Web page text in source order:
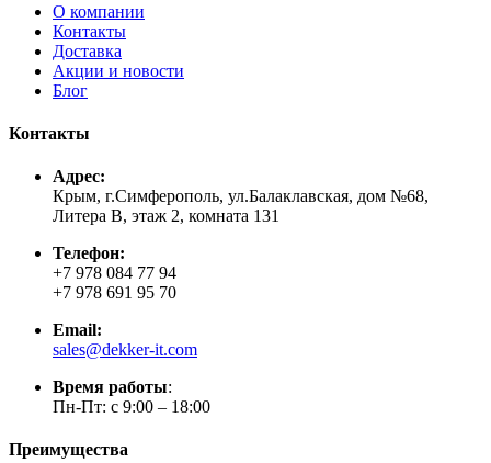
О компании
Контакты
Доставка
Акции и новости
Блог
Контакты
Адрес:
Крым, г.Симферополь, ул.Балаклавская, дом №68,
Литера В, этаж 2, комната 131
Телефон:
+7 978 084 77 94
+7 978 691 95 70
Email:
sales@dekker-it.com
Время работы:
Пн-Пт: с 9:00 – 18:00
Преимущества